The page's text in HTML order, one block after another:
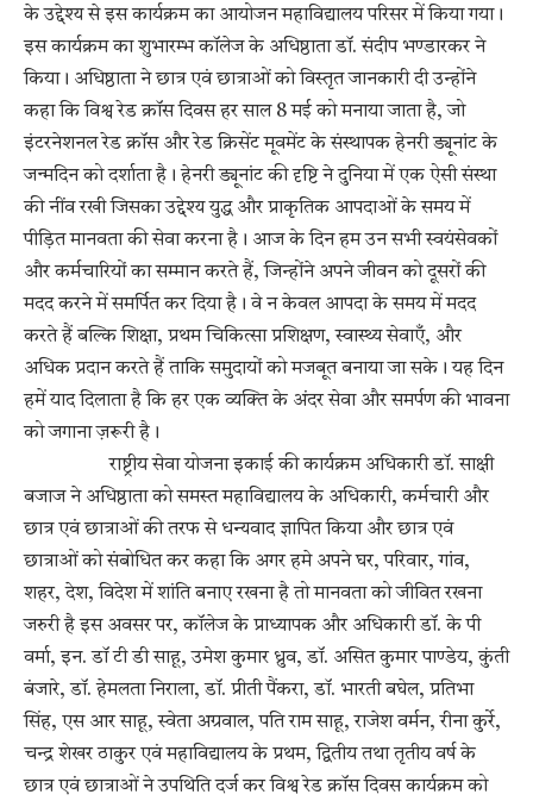
के उ‌द्देश्य से इस कार्यक्रम का आयोजन महाविद्यालय परिसर में किया गया।
इस कार्यक्रम का शुभारम्भ कॉलेज के अधिष्ठाता डॉ. संदीप भण्डारकर ने
किया। अधिष्ठाता ने छात्र एवं छात्राओं को विस्तृत जानकारी दी उन्होंने
कहा कि विश्व रेड क्रॉस दिवस हर साल 8 मई को मनाया जाता है, जो
इंटरनेशनल रेड क्रॉस और रेड क्रिसेंट मूवमेंट के संस्थापक हेनरी ड्यूनांट के
जन्मदिन को दर्शाता है। हेनरी ड्यूनांट की दृष्टि ने दुनिया में एक ऐसी संस्था
की नींव रखी जिसका उद्देश्य युद्ध और प्राकृतिक आपदाओं के समय में
पीड़ित मानवता की सेवा करना है। आज के दिन हम उन सभी स्वयंसेवकों
और कर्मचारियों का सम्मान करते हैं, जिन्होंने अपने जीवन को दूसरों की
मदद करने में समर्पित कर दिया है। वे न केवल आपदा के समय में मदद
करते हैं बल्कि शिक्षा, प्रथम चिकित्सा प्रशिक्षण, स्वास्थ्य सेवाएँ, और
अधिक प्रदान करते हैं ताकि समुदायों को मजबूत बनाया जा सके। यह दिन
हमें याद दिलाता है कि हर एक व्यक्ति के अंदर सेवा और समर्पण की भावना
को जगाना ज़रूरी है।
राष्ट्रीय सेवा योजना इकाई की कार्यक्रम अधिकारी डॉ. साक्षी
बजाज ने अधिष्ठाता को समस्त महावि‌द्यालय के अधिकारी, कर्मचारी और
छात्र एवं छात्राओं की तरफ से धन्यवाद ज्ञापित किया और छात्र एवं
छात्राओं को संबोधित कर कहा कि अगर हमे अपने घर, परिवार, गांव,
शहर, देश, विदेश में शांति बनाए रखना है तो मानवता को जीवित रखना
जरुरी है इस अवसर पर, कॉलेज के प्राध्यापक और अधिकारी डॉ. के पी
वर्मा, इन. डॉ टी डी साहू, उमेश कुमार ध्रुव, डॉ. असित कुमार पाण्डेय, कुंती
बंजारे, डॉ. हेमलता निराला, डॉ. प्रीती पैंकरा, डॉ. भारती बघेल, प्रतिभा
सिंह, एस आर साहू, स्वेता अग्रवाल, पति राम साहू, राजेश वर्मन, रीना कुर्रे,
चन्द्र शेखर ठाकुर एवं महाविद्यालय के प्रथम, द्वितीय तथा तृतीय वर्ष के
छात्र एवं छात्राओं ने उपथिति दर्ज कर विश्व रेड क्रॉस दिवस कार्यक्रम को